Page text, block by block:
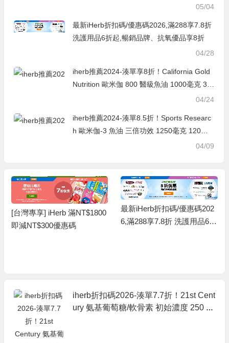
05/04
最新iHerb折扣碼/優惠碼2026,滿288享7.8折
洗護用品6折起,暢銷品牌、抗氧優品享8折
04/28
iherb推薦2024-湊單享8折！California Gold
Nutrition 歐米伽 800 醫級魚油 1000毫克 30
粒魚明膠軟凝膠 ￥56.48 was ￥70.618折04/24
iherb推薦2024-湊單8.5折！Sports Researc
h 歐米伽-3 魚油 三倍功效 1250毫克 120粒
04/09
[台灣專享] iHerb 滿NT$1800
即減NT$300優惠碼
最新iHerb折扣碼/優惠碼202
6,滿288享7.8折 洗護用品6折
iherb折扣碼2026-湊單7.7折！21st Cent
ury 氨基葡萄糖/軟骨素 初始濃度 250 毫